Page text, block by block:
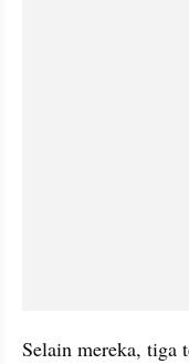
Selain mereka, tiga